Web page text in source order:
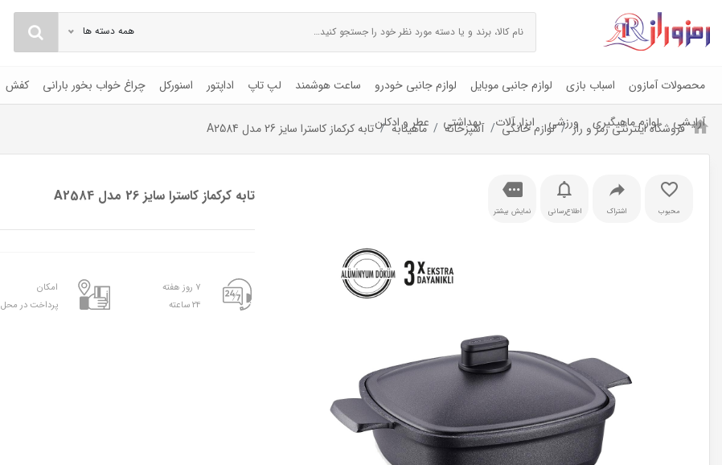
همه دسته ها
محصولات آمازون اسباب بازی لوازم جانبی موبایل لوازم جانبی خودرو ساعت هوشمند لپ تاپ اداپتور اسنورکل چراغ خواب بخور بارانی کفش
آرایشی لوازم ماهیگیری ورزشی ابزار آلات بهداشتی عطر و ادکلن فروشگاه اینترنتی رمز و راز لوازم خانگی آشپزخانه ماهیتابه تابه کرکماز کاسترا سایز 26 مدل A2584
محبوب اشتراک اطلاع‌رسانی نمایش بیشتر
تابه کرکماز کاسترا سایز 26 مدل A2584
۷ روز هفته
۲۴ ساعته
امکان
پرداخت در محل